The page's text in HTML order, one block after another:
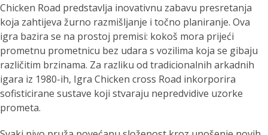
Chicken Road predstavlja inovativnu zabavu presretanja
koja zahtijeva žurno razmišljanje i točno planiranje. Ova
igra bazira se na prostoj premisi: kokoš mora prijeći
prometnu prometnicu bez udara s vozilima koja se gibaju
različitim brzinama. Za razliku od tradicionalnih arkadnih
igara iz 1980-ih, Igra Chicken cross Road inkorporira
sofisticirane sustave koji stvaraju nepredvidive uzorke
prometa.